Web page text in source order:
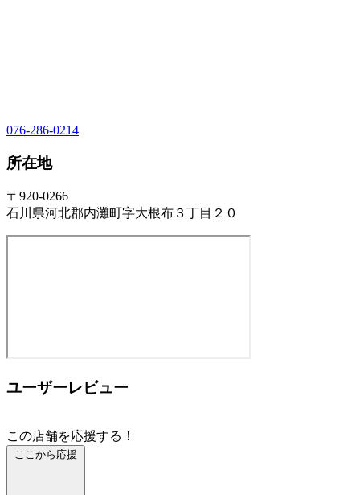
076-286-0214
所在地
〒920-0266
石川県河北郡内灘町字大根布３丁目２０
ユーザーレビュー
この店舗を応援する！
ここから応援